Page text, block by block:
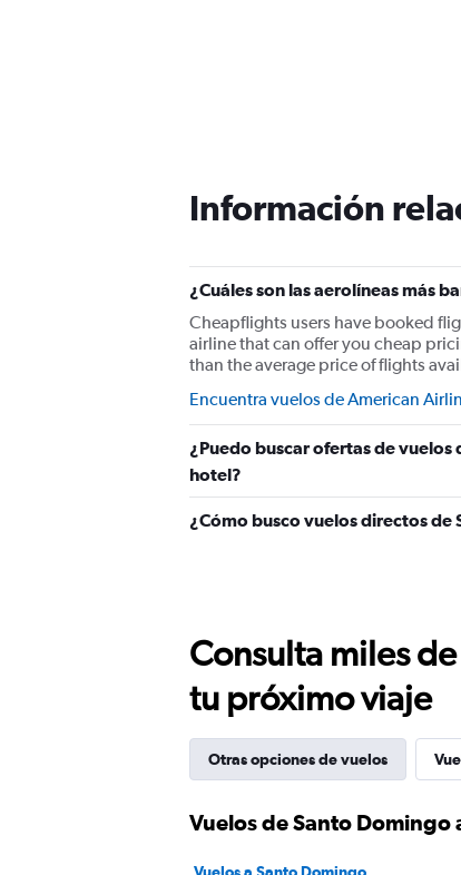
Información
¿Cuáles son las aerolíneas más
Cheapflights users have booked
airline that can offer you cheap
than the average price of flights
Encuentra vuelos de American
¿Puedo buscar ofertas de vuelos
hotel?
¿Cómo busco vuelos directos de
Consulta miles
tu próximo viaje
Otras opciones de vuelos
Vuelos de Santo Domingo